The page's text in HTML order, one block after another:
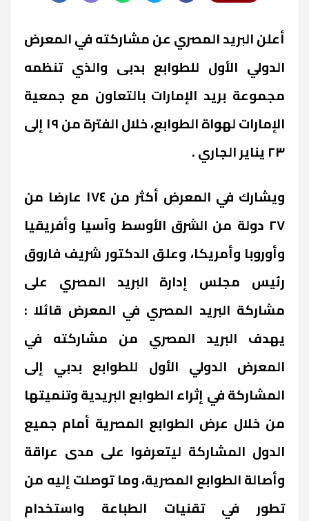
أعلن البريد المصري عن مشاركته في المعرض
الدولي الأول للطوابع بدبى والذي تنظمه
مجموعة بريد الإمارات بالتعاون مع جمعية
الإمارات لهواة الطوابع، خلال الفترة من ١٩ إلى
٢٣ يناير الجاري .
ويشارك في المعرض أكثر من ١٧٤ عارضا من
٢٧ دولة من الشرق الأوسط وآسيا وأفريقيا
وأوروبا وأمريكا، وعلق الدكتور شريف فاروق
رئيس مجلس إدارة البريد المصري على
مشاركة البريد المصري في المعرض قائلا :
يهدف البريد المصري من مشاركته في
المعرض الدولي الأول للطوابع بدبي إلى
المشاركة في إثراء الطوابع البريدية وتنميتها
من خلال عرض الطوابع المصرية أمام جميع
الدول المشاركة ليتعرفوا على مدى عراقة
وأصالة الطوابع المصرية، وما توصلت إليه من
تطور في تقنيات الطباعة واستخدام